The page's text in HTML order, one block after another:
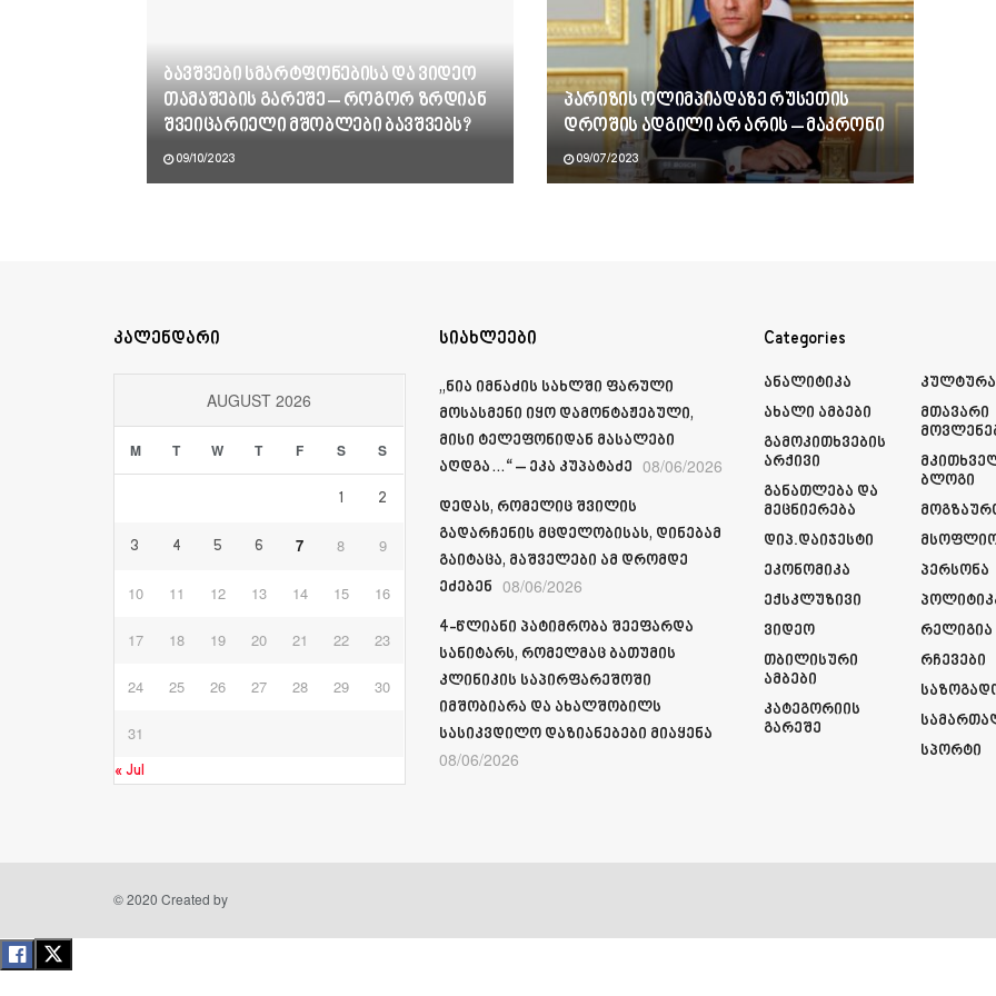
ბავშვები სმარტფონებისა და ვიდეო
თამაშების გარეშე – როგორ ზრდიან
შვეიცარიელი მშობლები ბავშვებს?
09/10/2023
პარიზის ოლიმპიადაზე რუსეთის
დროშის ადგილი არ არის – მაკრონი
09/07/2023
კალენდარი
AUGUST 2026
M T W T F S S
1 2
3 4 5 6 7 8 9
10 11 12 13 14 15 16
17 18 19 20 21 22 23
24 25 26 27 28 29 30
31
« Jul
სიახლეები
„ნია იმნაძის სახლში ფარული
მოსასმენი იყო დამონტაჟებული,
მისი ტელეფონიდან მასალები
აღდგა…“ – ეკა კუპატაძე 08/06/2026
დედას, რომელიც შვილის
გადარჩენის მცდელობისას, დინებამ
გაიტაცა, მაშველები ამ დრომდე
ეძებენ 08/06/2026
4-წლიანი პატიმრობა შეეფარდა
სანიტარს, რომელმაც ბათუმის
კლინიკის საპირფარეშოში
იმშობიარა და ახალშობილს
სასიკვდილო დაზიანებები მიაყენა
08/06/2026
Categories
Ანალიტიკა
Ახალი Ამბები
Გამოკითხვების
Არქივი
Განათლება Და
Მეცნიერება
Დიპ.დაიჯესტი
Ეკონომიკა
Ექსკლუზივი
Ვიდეო
Თბილისური
Ამბები
Კატეგორიის
Გარეშე
Კულტურა
Მთავარი
Ბლოგი
Პერსონა
Რელიგია
Რჩევები
Სპორტი
© 2020 Created by